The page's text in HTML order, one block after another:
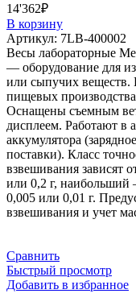
14'362₽
В корзину
Артикул: 7LB-400002
Весы лабораторные
— оборудование для
или сыпучих веществ.
пищевых
Оснащены съемным
дисплеем. Работают в
аккумулятора
поставки). Класс
взвешивания зависят
или 0,2 г,
0,005 или 0,01 г.
взвешивания и учет
Сравнить
Быстрый просмотр
Добавить в избранное